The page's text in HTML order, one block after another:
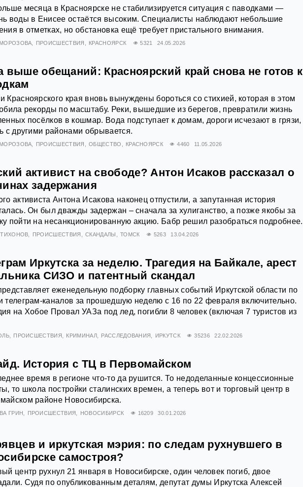
месяца в Красноярске не стабилизируется ситуация с паводками —
воды в Енисее остаётся высоким. Специалисты наблюдают небольшие
в отметках, но обстановка ещё требует пристального внимания.
ПРОИСШЕСТВИЯ КРАСНОЯРСК 5321 24.05.2026
выше обещаний: Красноярский край снова не готов к
Красноярского края вновь вынуждены бороться со стихией, которая в этом
рекорды по масштабу. Реки, вышедшие из берегов, превратили жизнь
посёлков в кошмар. Вода подступает к домам, дороги исчезают в грязи,
с другими районами обрывается.
ПРОИСШЕСТВИЯ ОБЩЕСТВО КРАСНОЯРСК 4460 11.05.2026
активист на свободе? Антон Исаков рассказал о
задержания
активиста Антона Исакова наконец отпустили, а запутанная история
Он был дважды задержан – сначала за хулиганство, а позже якобы за
пойти на несанкционированную акцию. Бабр решил разобраться подробнее.
ПРОИСШЕСТВИЯ СКАНДАЛЫ ТОМСК 5263 13.04.2026
Иркутска за неделю. Трагедия на Байкале, арест
СИЗО и патентный скандал
еженедельную подборку главных событий Иркутской области по
телеграм-каналов за прошедшую неделю с 16 по 22 февраля включительно.
на Хобое Провал УАЗа под лед, погибли 8 человек (включая 7 туристов из
ПРОИСШЕСТВИЯ КРИМИНАЛ РАССЛЕДОВАНИЯ ИРКУТСК 35236 22.02.2026
История с ТЦ в Первомайском
время в регионе что-то да рушится. То недоделанные концессионные
то школа постройки сталинских времен, а теперь вот и торговый центр в
районе Новосибирска.
ГРИН ПРОИСШЕСТВИЯ НОВОСИБИРСК 16209 30.01.2026
и иркутская мэрия: по следам рухнувшего в
самостроя?
центр рухнул 21 января в Новосибирске, один человек погиб, двое
Судя по опубликованным деталям, депутат думы Иркутска Алексей